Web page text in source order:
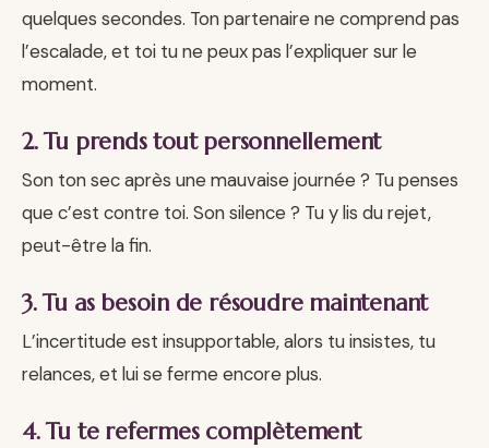
quelques secondes. Ton partenaire ne comprend pas
l’escalade, et toi tu ne peux pas l’expliquer sur le
moment.
2. Tu prends tout personnellement
Son ton sec après une mauvaise journée ? Tu penses
que c’est contre toi. Son silence ? Tu y lis du rejet,
peut-être la fin.
3. Tu as besoin de résoudre maintenant
L’incertitude est insupportable, alors tu insistes, tu
relances, et lui se ferme encore plus.
4. Tu te refermes complètement